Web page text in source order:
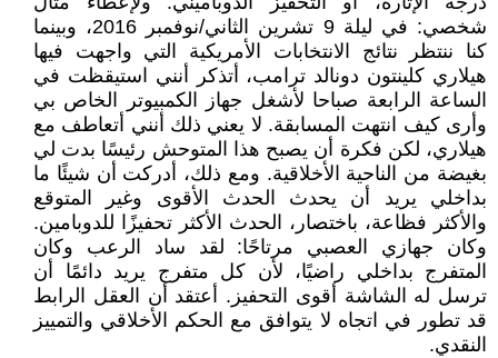
شخصي: في ليلة 9 تشرين الثاني/نوفمبر 2016، وبينما
كنا ننتظر نتائج الانتخابات الأمريكية التي واجهت فيها
هيلاري كلينتون دونالد ترامب، أتذكر أنني استيقظت في
الساعة الرابعة صباحا لأشغل جهاز الكمبيوتر الخاص بي
وأرى كيف انتهت المسابقة. لا يعني ذلك أنني أتعاطف مع
هيلاري، لكن فكرة أن يصبح هذا المتوحش رئيسًا بدت لي
بغيضة من الناحية الأخلاقية. ومع ذلك، أدركت أن شيئًا ما
بداخلي يريد أن يحدث الحدث الأقوى وغير المتوقع
والأكثر فظاعة، باختصار، الحدث الأكثر تحفيزًا للدوبامين.
وكان جهازي العصبي مرتاحًا: لقد ساد الرعب وكان
المتفرج بداخلي راضيًا، لأن كل متفرج يريد دائمًا أن
ترسل له الشاشة أقوى التحفيز. أعتقد أن العقل الرابط
قد تطور في اتجاه لا يتوافق مع الحكم الأخلاقي والتمييز
النقدي.